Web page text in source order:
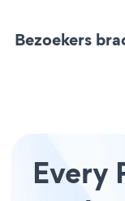
Bezoekers
Every